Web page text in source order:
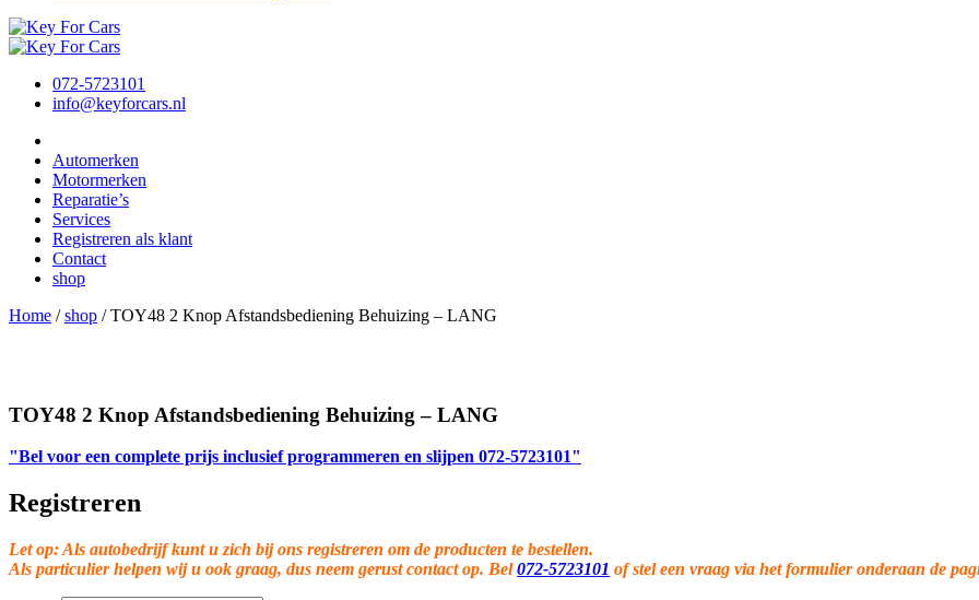
072-5723101
info@keyforcars.nl
Automerken
Motormerken
Reparatie’s
Services
Registreren als klant
Contact
shop
Home /shop /TOY48 2 Knop Afstandsbediening Behuizing – LANG
TOY48 2 Knop Afstandsbediening Behuizing – LANG
"Bel voor een complete prijs inclusief programmeren en slijpen 072-5723101"
Registreren
Let op: Als autobedrijf kunt u zich bij ons registreren om de producten te bestellen.
Als particulier helpen wij u ook graag, dus neem gerust contact op. Bel072-5723101 of stel een vraag via het formulier onderaan de